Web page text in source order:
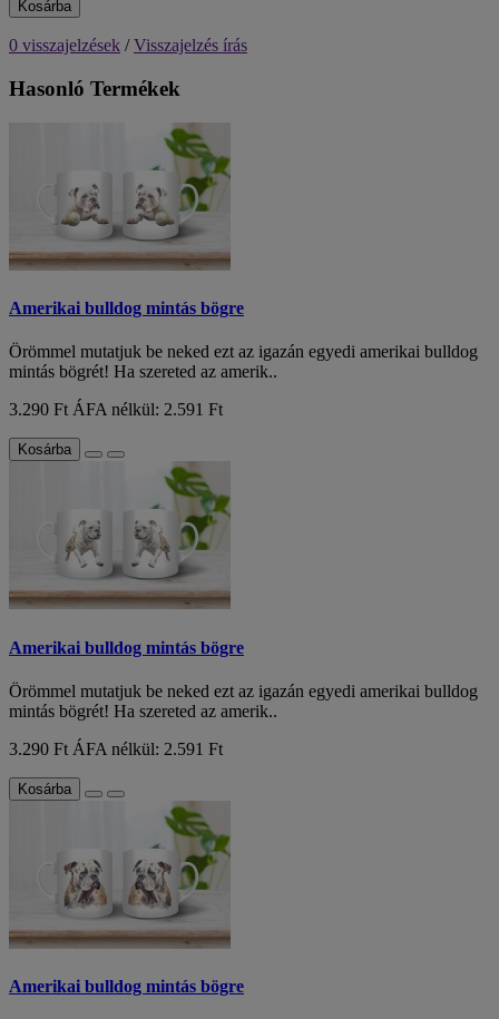
Kosárba
0 visszajelzések /Visszajelzés írás
Hasonló Termékek
Amerikai bulldog mintás bögre
Örömmel mutatjuk be neked ezt az igazán egyedi amerikai bulldog
mintás bögrét! Ha szereted az amerik..
3.290 Ft ÁFA nélkül: 2.591 Ft
Kosárba
Amerikai bulldog mintás bögre
Örömmel mutatjuk be neked ezt az igazán egyedi amerikai bulldog
mintás bögrét! Ha szereted az amerik..
3.290 Ft ÁFA nélkül: 2.591 Ft
Kosárba
Amerikai bulldog mintás bögre